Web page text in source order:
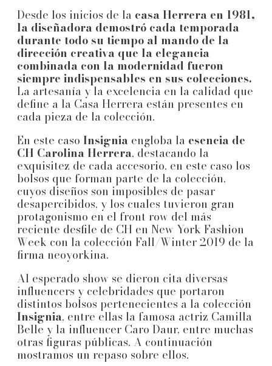
Desde los inicios de la casa Herrera en 1981,
la diseñadora demostró cada temporada
durante todo su tiempo al mando de la
dirección creativa que la elegancia
combinada con la modernidad fueron
siempre indispensables en sus colecciones.
La artesanía y la excelencia en la calidad que
define a la Casa Herrera están presentes en
cada pieza de la colección.
En este caso Insignia engloba la esencia de
CH Carolina Herrera, destacando la
exquisitez de cada accesorio, en este caso los
bolsos que forman parte de la colección,
cuyos diseños son imposibles de pasar
desapercibidos, y los cuales tuvieron gran
protagonismo en el front row del más
reciente desfile de CH en New York Fashion
Week con la colección Fall/Winter 2019 de la
firma neoyorkina.
Al esperado show se dieron cita diversas
influencers y celebridades que portaron
distintos bolsos pertenecientes a la colección
Insignia, entre ellas la famosa actriz Camilla
Belle y la influencer Caro Daur, entre muchas
otras figuras públicas. A continuación
mostramos un repaso sobre ellos.